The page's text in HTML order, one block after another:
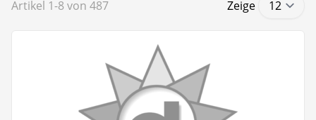
Artikel 1-8von 487 Zeige